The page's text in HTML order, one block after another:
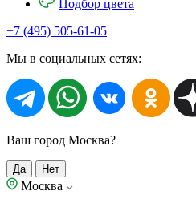
Подбор цвета
+7 (495) 505-61-05
Мы в социальных сетях:
Ваш город Москва?
Да Нет
Москва